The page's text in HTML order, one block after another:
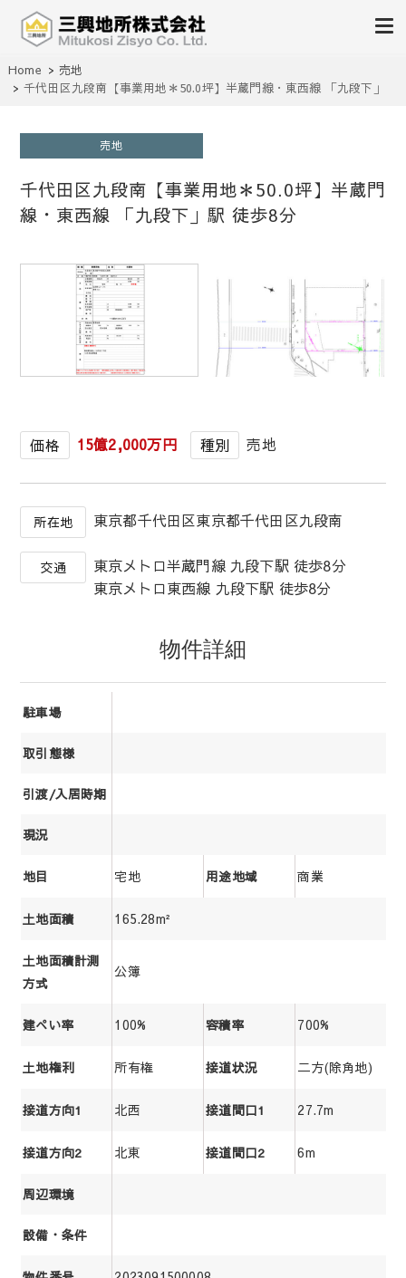
三興地所株式会社
Home
売地
千代田区九段南【事業用地＊50.0坪】半蔵門線・東西線 「九段下」
売地
千代田区九段南【事業用地＊50.0坪】半蔵門
線・東西線 「九段下」駅 徒歩8分
1/ 1
価格 15億2,000万円 種別 売地
所在地 東京都千代田区東京都千代田区九段南
交通
東京メトロ半蔵門線 九段下駅 徒歩8分
東京メトロ東西線 九段下駅 徒歩8分
物件詳細
駐車場
取引態様
引渡/入居時期
現況
地目 宅地 用途地域 商業
土地面積 165.28m²
土地面積計測
方式
公簿
建ぺい率 100% 容積率 700%
土地権利 所有権 接道状況 二方(除角地)
接道方向1 北西 接道間口1 27.7m
接道方向2 北東 接道間口2 6m
周辺環境
設備・条件